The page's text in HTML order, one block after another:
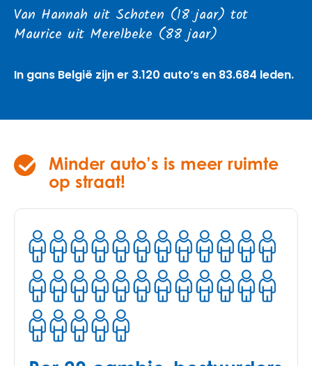
Van Hannah uit Schoten (18 jaar) tot
Maurice uit Merelbeke (88 jaar)
In gans België zijn er 3.120 auto’s en 83.684 leden.
Minder auto’s is meer ruimte
op straat!